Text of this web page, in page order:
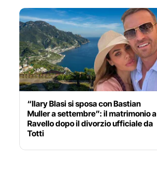
“Ilary Blasi si sposa con Bastian
Muller a settembre”: il matrimonio a
Ravello dopo il divorzio ufficiale da
Totti